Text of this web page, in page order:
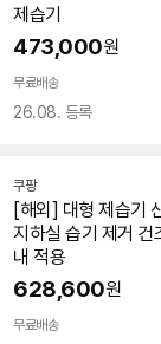
제습기
473,000원
무료배송
26.08. 등록
쿠팡
[해외] 대형 제습기
지하실 습기 제거
내 적용
628,600원
무료배송